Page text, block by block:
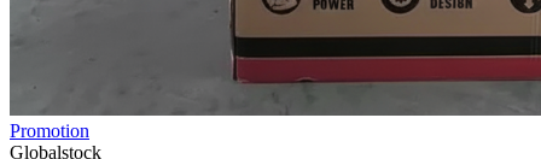
Promotion
Globalstock